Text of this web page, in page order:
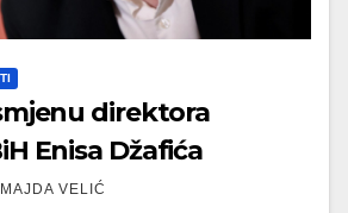
direktora
Enisa Džafića
MAJDA VELIĆ